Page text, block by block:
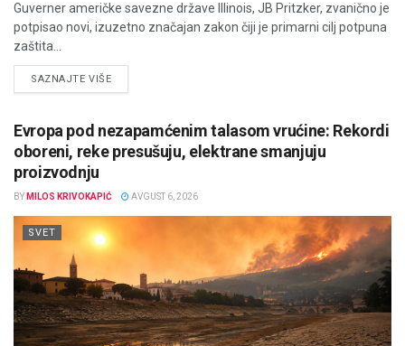
Guverner američke savezne države Illinois, JB Pritzker, zvanično je
potpisao novi, izuzetno značajan zakon čiji je primarni cilj potpuna
zaštita...
SAZNAJTE VIŠEDETAILS
Evropa pod nezapamćenim talasom vrućine: Rekordi
oboreni, reke presušuju, elektrane smanjuju
proizvodnju
BY MILOS KRIVOKAPIĆ AVGUST 6, 2026
SVET